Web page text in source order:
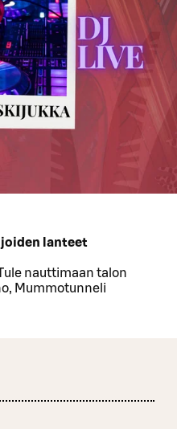
lanteet
nauttimaan talon
Mummotunneli